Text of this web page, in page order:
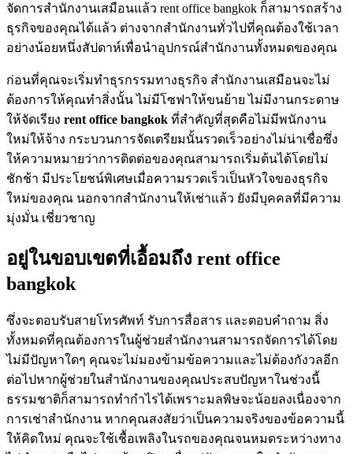
จัดการสำนักงานเสมือนแล้ว rent office bangkok ก็สามารถสร้าง
ธุรกิจของคุณได้แล้ว ต่างจากสำนักงานทั่วไปที่คุณต้องใช้เวลา
อย่างน้อยหนึ่งสัปดาห์เพื่อนำอุปกรณ์สำนักงานทั้งหมดของคุณ
ก่อนที่คุณจะเริ่มทำธุรกรรมทางธุรกิจ สำนักงานเสมือนจะไม่
ต้องการให้คุณทำสิ่งนั้น ไม่มีโซฟาให้ขนย้าย ไม่มีงานกระดาษ
ให้จัดเรียง rent office bangkok ที่สำคัญที่สุดคือไม่มีพนักงาน
ใหม่ให้จ้าง กระบวนการจัดเตรียมนั้นรวดเร็วอย่างไม่น่าเชื่อซึ่ง
ให้ความหมายว่าการติดต่อของคุณสามารถเริ่มต้นได้โดยไม่
ชักช้า มีประโยชน์พิเศษเมื่อความรวดเร็วเป็นหัวใจของธุรกิจ
ใหม่ของคุณ นอกจากสำนักงานให้เช่าแล้ว ยังมีบุคคลที่มีความ
มุ่งมั่น เชี่ยวชาญ
อยู่ในขอบเขตที่เอื้อมถึง rent office
bangkok
ซึ่งจะตอบรับสายโทรศัพท์ รับการสื่อสาร และตอบคำถาม สิ่ง
ทั้งหมดที่คุณต้องการในผู้ช่วยสำนักงานสามารถจัดการได้โดย
ไม่มีปัญหาใดๆ คุณจะไม่มองข้ามข้อความและไม่ต้องกังวลอีก
ต่อไปหากผู้ช่วยในสำนักงานของคุณประสบปัญหาในช่วงนี้
ธรรมชาติก็สามารถทำกำไรได้เพราะมลพิษจะน้อยลงเนื่องจาก
การเช่าสำนักงาน หากคุณสงสัยว่าเป็นความจริงของข้อความนี้
ให้คิดใหม่ คุณจะใช้เชื้อเพลิงในรถของคุณจนหมดระหว่างทาง